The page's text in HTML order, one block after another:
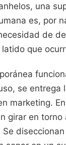
una
es, por
de
que
se
marketing.
girar en